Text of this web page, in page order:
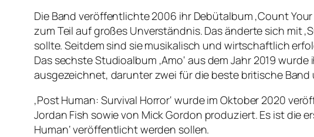
Die Band veröffentlichte 2006 ihr Debütalbum ‚Count
zum Teil auf großes Unverständnis. Das änderte sich mit
sollte. Seitdem sind sie musikalisch und wirtschaftlich
Das sechste Studioalbum ‚Amo‘ aus dem Jahr 2019
ausgezeichnet, darunter zwei für die beste britische
‚Post Human: Survival Horror‘ wurde im Oktober 2020
Jordan Fish sowie von Mick Gordon produziert. Es ist die
Human‘ veröffentlicht werden sollen.